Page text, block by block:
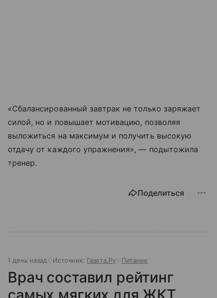
«Сбалансированный завтрак не только заряжает
силой, но и повышает мотивацию, позволяя
выложиться на максимум и получить высокую
отдачу от каждого упражнения», — подытожила
тренер.
Поделиться
1 день назад Источник: Газета.Ру Питание
Врач составил рейтинг